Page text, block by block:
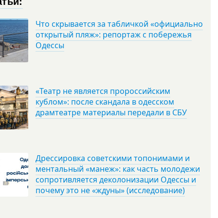
Что скрывается за табличкой «официально
открытый пляж»: репортаж с побережья
Одессы
«Театр не является пророссийским
кублом»: после скандала в одесском
драмтеатре материалы передали в СБУ
Дрессировка советскими топонимами и
ментальный «манеж»: как часть молодежи
сопротивляется деколонизации Одессы и
почему это не «ждуны» (исследование)